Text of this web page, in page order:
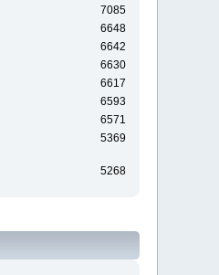
7085
6648
6642
6630
6617
6593
6571
5369
5268